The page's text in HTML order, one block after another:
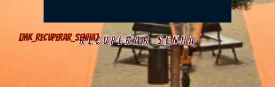
RECUPERAR SENHA
[mk_recuperar_senha]